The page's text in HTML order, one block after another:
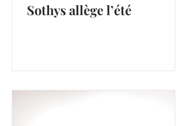
Sothys allège l’été